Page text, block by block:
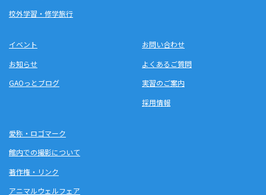
校外学習・修学旅行
イベント
お知らせ
GAOっとブログ
お問い合わせ
よくあるご質問
実習のご案内
採用情報
愛称・ロゴマーク
館内での撮影について
著作権・リンク
アニマルウェルフェア